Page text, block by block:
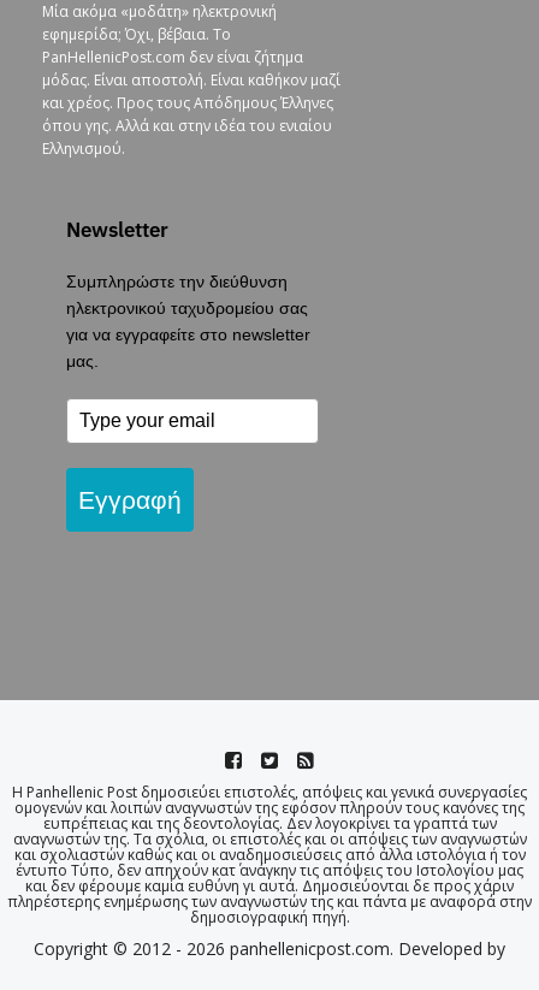
Μία ακόμα «μοδάτη» ηλεκτρονική
εφημερίδα; Όχι, βέβαια. To
PanHellenicPost.com δεν είναι ζήτημα
μόδας. Είναι αποστολή. Είναι καθήκον μαζί
και χρέος. Προς τους Απόδημους Έλληνες
όπου γης. Αλλά και στην ιδέα του ενιαίου
Ελληνισμού.
Newsletter
Συμπληρώστε την διεύθυνση
ηλεκτρονικού ταχυδρομείου σας
για να εγγραφείτε στο newsletter
μας.
Εγγραφή
Η Panhellenic Post δημοσιεύει επιστολές, απόψεις και γενικά συνεργασίες
ομογενών και λοιπών αναγνωστών της εφόσον πληρούν τους κανόνες της
ευπρέπειας και της δεοντολογίας. Δεν λογοκρίνει τα γραπτά των
αναγνωστών της. Τα σχόλια, οι επιστολές και οι απόψεις των αναγνωστών
και σχολιαστών καθώς και οι αναδημοσιεύσεις από άλλα ιστολόγια ή τον
έντυπο Τύπο, δεν απηχούν κατ΄ ανάγκην τις απόψεις του Ιστολογίου μας
και δεν φέρουμε καμία ευθύνη γι αυτά. Δημοσιεύονται δε προς χάριν
πληρέστερης ενημέρωσης των αναγνωστών της και πάντα με αναφορά στην
δημοσιογραφική πηγή.
Copyright © 2012 - 2026 panhellenicpost.com. Developed by